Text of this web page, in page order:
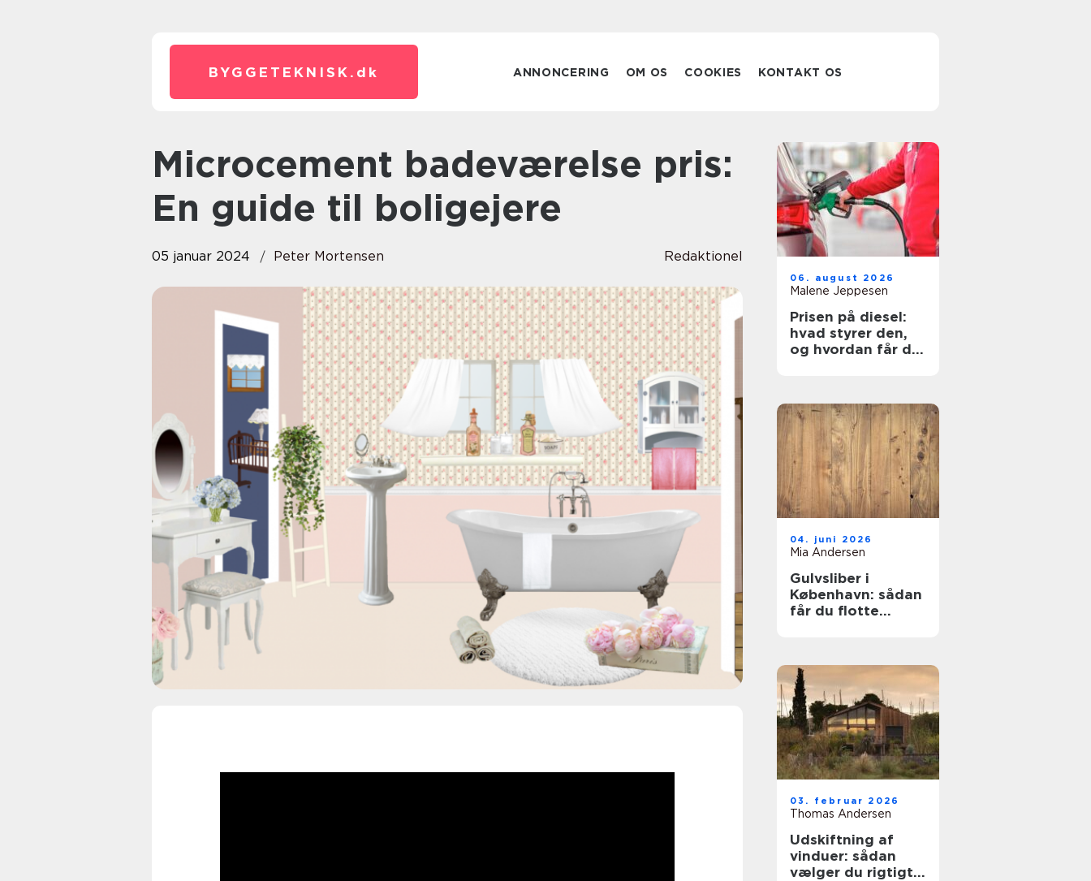
BYGGETEKNISK. dk ANNONCERING OM OS COOKIES KONTAKT OS
Microcement badeværelse pris:
En guide til boligejere
05 januar 2024 Peter Mortensen Redaktionel
06. august 2026
Malene Jeppesen
Prisen på diesel:
hvad styrer den,
og hvordan får du
04. juni 2026
Mia Andersen
Gulvsliber i
København: sådan
får du flotte
03. februar 2026
Thomas Andersen
Udskiftning af
vinduer: sådan
vælger du rigtigt